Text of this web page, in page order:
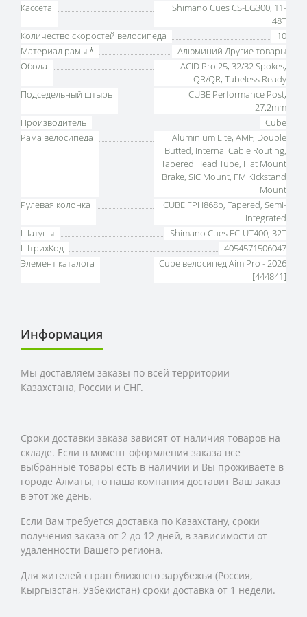
Кассета
Shimano Cues CS-LG300, 11-
48T
Количество скоростей велосипеда
10
Материал рамы *
Алюминий Другие товары
Обода
ACID Pro 25, 32/32 Spokes,
QR/QR, Tubeless Ready
Подседельный штырь
CUBE Performance Post,
27.2mm
Производитель
Cube
Рама велосипеда
Aluminium Lite, AMF, Double
Butted, Internal Cable Routing,
Tapered Head Tube, Flat Mount
Brake, SIC Mount, FM Kickstand
Mount
Рулевая колонка
CUBE FPH868p, Tapered, Semi-
Integrated
Шатуны
Shimano Cues FC-UT400, 32T
ШтрихКод
4054571506047
Элемент каталога
Cube велосипед Aim Pro - 2026
[444841]
Информация
Мы доставляем заказы по всей территории
Казахстана, России и СНГ.
Сроки доставки заказа зависят от наличия товаров на
складе. Если в момент оформления заказа все
выбранные товары есть в наличии и Вы проживаете в
городе Алматы, то наша компания доставит Ваш заказ
в этот же день.
Если Вам требуется доставка по Казахстану, сроки
получения заказа от 2 до 12 дней, в зависимости от
удаленности Вашего региона.
Для жителей стран ближнего зарубежья (Россия,
Кыргызстан, Узбекистан) сроки доставка от 1 недели.